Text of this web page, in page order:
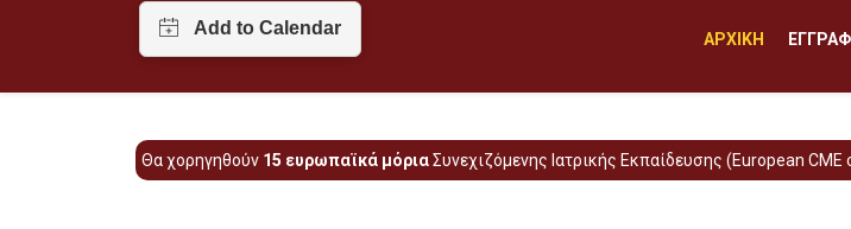
ΑΡΧΙΚΉ
Θα χορηγηθούν 15 ευρωπαϊκά μόριαΣυνεχιζόμενης Ιατρικής Εκπαίδευσης (European